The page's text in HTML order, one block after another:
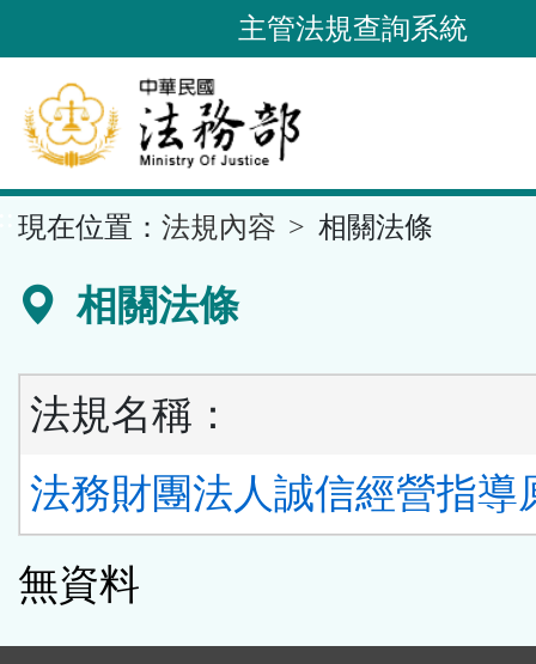
到
要
內
容
區
主管法規查詢系統
現在位置： 法規內容 相關法條
相關法條
法規名稱：
法務財團法人誠信經營指導
無資料